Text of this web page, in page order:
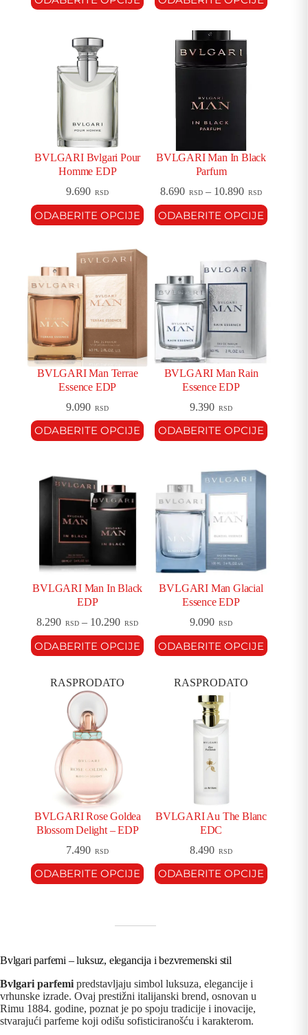
BVLGARI Bvlgari Pour
Homme EDP
9.690 RSD
ODABERITE OPCIJE
BVLGARI Man In Black
Parfum
8.690 RSD – 10.890 RSD
ODABERITE OPCIJE
BVLGARI Man Terrae
Essence EDP
9.090 RSD
ODABERITE OPCIJE
BVLGARI Man Rain
Essence EDP
9.390 RSD
ODABERITE OPCIJE
BVLGARI Man In Black
EDP
8.290 RSD – 10.290 RSD
ODABERITE OPCIJE
BVLGARI Man Glacial
Essence EDP
9.090 RSD
ODABERITE OPCIJE
RASPRODATO
BVLGARI Rose Goldea
Blossom Delight – EDP
7.490 RSD
ODABERITE OPCIJE
RASPRODATO
BVLGARI Au The Blanc
EDC
8.490 RSD
ODABERITE OPCIJE
Bvlgari parfemi – luksuz, elegancija i bezvremenski stil
Bvlgari parfemi predstavljaju simbol luksuza, elegancije i
vrhunske izrade. Ovaj prestižni italijanski brend, osnovan u
Rimu 1884. godine, poznat je po spoju tradicije i inovacije,
stvarajući parfeme koji odišu sofisticiranošću i karakterom.